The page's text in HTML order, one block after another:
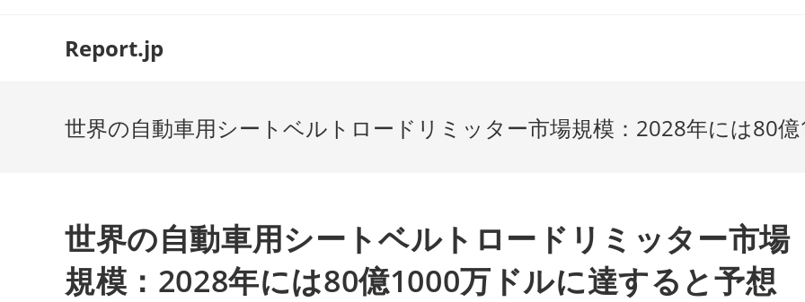
Report.jp
世界の自動車用シートベルトロードリミッター市場規模：2028年には80
世界の自動車用シートベルトロードリミッター市場
規模：2028年には80億1000万ドルに達すると予想